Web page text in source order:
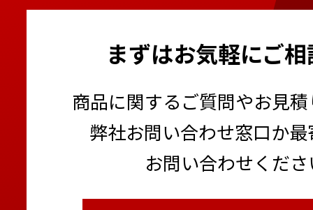
まずはお気軽にご
商品に関するご質問やお見
弊社お問い合わせ窓口か
お問い合わせくだ